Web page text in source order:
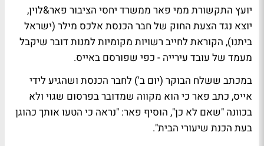
יועץ התקשורת ממי פאר ממשרד יחסי הציבור פאר&לוין,
יוצא נגד הצעת החוק של חבר הכנסת אלכס מילר (ישראל
ביתנו), הקוראת לחייב רשויות מקומיות למנות דובר שיקבל
מעמד של עובד עירייה - כפי שפורסם באייס.
במכתב ששלח הבוקר (יום ב') לחבר הכנסת ושהגיע לידי
אייס, כתב פאר כי הוא מקווה שמדובר בפרסום שגוי ולא
בכוונה "שאם לא כן", הוסיף פאר: "נראה כי הטעו אותך כהוגן
בעת הכנת שיעורי הבית".